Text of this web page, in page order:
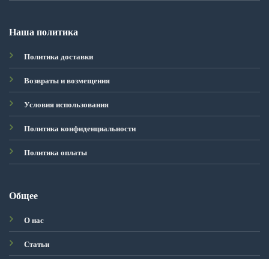
Наша политика
Политика доставки
Возвраты и возмещения
Условия использования
Политика конфиденциальности
Политика оплаты
Общее
О нас
Статьи